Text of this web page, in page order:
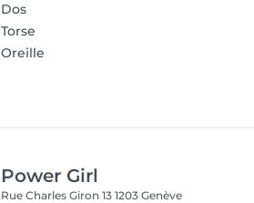
Dos
Torse
Oreille
Power Girl
Rue Charles Giron 131203 Genève